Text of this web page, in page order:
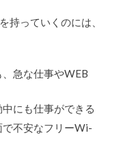
持っていくのには、
急な仕事やWEB
にも仕事ができる
で不安なフリーWi-